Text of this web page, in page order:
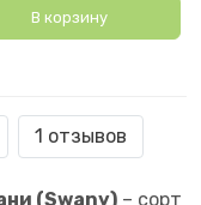
В корзину
1 отзывов
(Swany) – сорт